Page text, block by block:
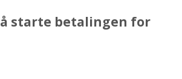
å starte betalingen for